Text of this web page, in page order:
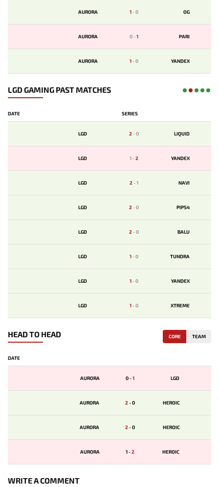
AURORA 1-0 OG
AURORA 0-1 PARI
AURORA 1-0 YANDEX
LGD GAMING PAST MATCHES
DATE SERIES
LGD 2-0 LIQUID
LGD 1-2 YANDEX
LGD 2-1 NAVI
LGD 2-0 PIPS4
LGD 2-0 BALU
LGD 1-0 TUNDRA
LGD 1-0 YANDEX
LGD 1-0 XTREME
HEAD TO HEAD CORE TEAM
DATE
AURORA 0-1 LGD
AURORA 2-0 HEROIC
AURORA 2-0 HEROIC
AURORA 1-2 HEROIC
WRITE A COMMENT